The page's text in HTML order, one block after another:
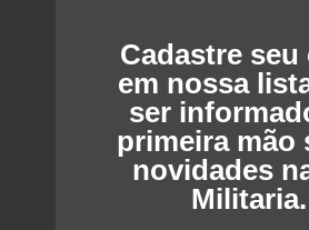
Cadastre seu
em nossa
ser
primeira mão
novidades
Militaria.